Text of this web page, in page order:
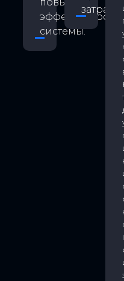
эффективность
системы.
затраты.